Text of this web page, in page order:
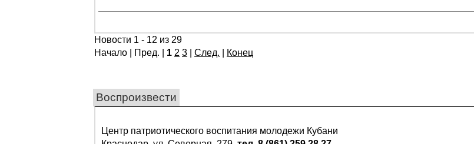
Новости 1 - 12 из 29
Начало | Пред. | 1 2 3 След. Конец
Воспроизвести
Центр патриотического воспитания молодежи Кубани